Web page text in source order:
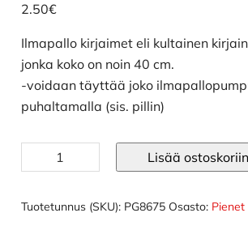
2.50€
Ilmapallo kirjaimet eli kultainen
jonka koko on noin 40 cm.
-voidaan täyttää joko
puhaltamalla (sis. pillin)
Ilmapallo
kirjaimet
cm
Lisää ostoskoriin
Tuotetunnus (SKU): PG8675 Osasto: Pienet